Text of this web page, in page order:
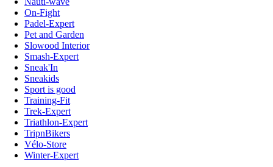
On-Fight
Padel-Expert
Pet and Garden
Slowood Interior
Smash-Expert
Sneak'In
Sneakids
Sport is good
Training-Fit
Trek-Expert
Triathlon-Expert
TripnBikers
Vélo-Store
Winter-Expert